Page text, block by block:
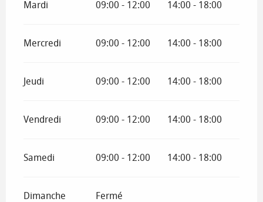
Mardi 09:00 - 12:00 14:00 - 18:00
Mercredi 09:00 - 12:00 14:00 - 18:00
Jeudi 09:00 - 12:00 14:00 - 18:00
Vendredi 09:00 - 12:00 14:00 - 18:00
Samedi 09:00 - 12:00 14:00 - 18:00
Dimanche Fermé